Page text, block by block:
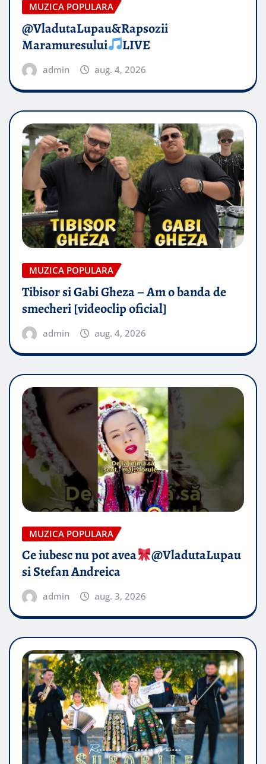
MUZICA POPULARA
@VladutaLupau&Rapsozii
Maramuresului
LIVE
admin aug. 4, 2026
MUZICA POPULARA
Tibisor si Gabi Gheza – Am o banda de
smecheri [videoclip oficial]
admin aug. 4, 2026
MUZICA POPULARA
Ce iubesc nu pot avea
​@VladutaLupau
si Stefan Andreica
admin aug. 3, 2026